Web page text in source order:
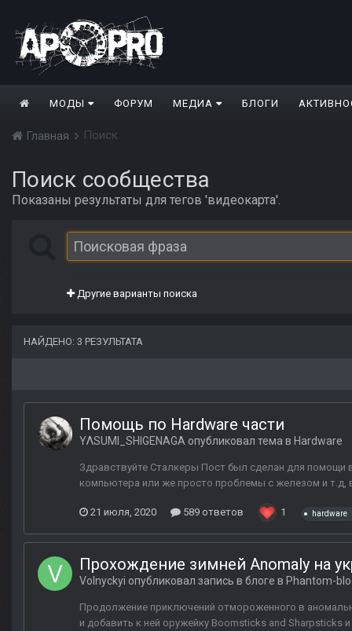
МОДЫ ФОРУМ МЕДИА БЛОГИ
Главная Поиск
Поиск сообщества
Показаны результаты для тегов 'видеокарта'.
Другие варианты поиска
НАЙДЕНО: 3 РЕЗУЛЬТАТА
Помощь по Hardware части
YΛSUMI_SHIGENAGA опубликовал тема в Hardware
Здравствуйте Сталкеры Пост был сделан для помощи
компьютера или же просто проблемы с железом и
21 июля, 2020 589 ответов 1 hardware
Прохождение зимней Anomaly на
Volnyckyi опубликовал запись в блоге в Phantom-
Продолжение приключений отмороженного в
и добавить к ней оружейку Boomsticks and